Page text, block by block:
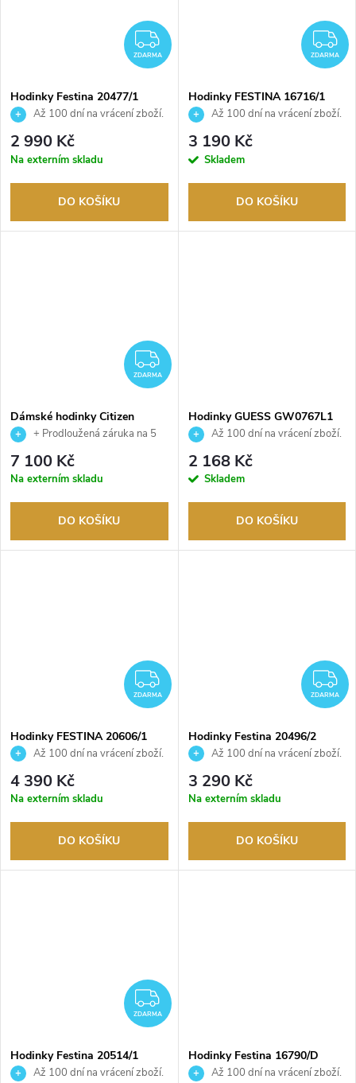
ZDARMA
ZDARMA
Hodinky Festina 20477/1
Až 100 dní na vrácení zboží.
Autorizovaný prodejce.
2 990 Kč
Na externím skladu
DO KOŠÍKU
ZDARMA
Hodinky FESTINA 16716/1
Až 100 dní na vrácení zboží.
Autorizovaný prodejce.
3 190 Kč
Skladem
DO KOŠÍKU
ZDARMA
ZDARMA
Dámské hodinky Citizen
EO2023-00A
+ Prodloužená záruka na 5
let. Až 100 dní na vrácení zboží.
Autorizovaný prodejce.
7 100 Kč
Na externím skladu
DO KOŠÍKU
Hodinky GUESS GW0767L1
Až 100 dní na vrácení zboží.
Autorizovaný prodejce.
2 168 Kč
Skladem
DO KOŠÍKU
ZDARMA
ZDARMA
Hodinky FESTINA 20606/1
Až 100 dní na vrácení zboží.
Autorizovaný prodejce.
4 390 Kč
Na externím skladu
DO KOŠÍKU
ZDARMA
Hodinky Festina 20496/2
Až 100 dní na vrácení zboží.
Autorizovaný prodejce.
3 290 Kč
Na externím skladu
DO KOŠÍKU
ZDARMA
ZDARMA
Hodinky Festina 20514/1
Až 100 dní na vrácení zboží.
Hodinky Festina 16790/D
Až 100 dní na vrácení zboží.